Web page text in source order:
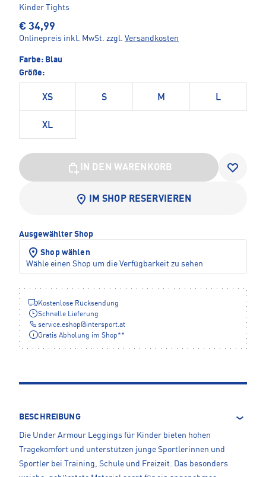
Kinder Tights
€ 34,99
Onlinepreis inkl. MwSt. zzgl. Versandkosten
Farbe: Blau
Größe:
XS S M L
XL
IN DEN WARENKORB
IM SHOP RESERVIEREN
Ausgewählter Shop
Shop wählen
Wähle einen Shop um die Verfügbarkeit zu sehen
Kostenlose Rücksendung
Schnelle Lieferung
service.eshop@intersport.at
Gratis Abholung im Shop**
BESCHREIBUNG
Die Under Armour Leggings für Kinder bieten hohen
Tragekomfort und unterstützen junge Sportlerinnen und
Sportler bei Training, Schule und Freizeit. Das besonders